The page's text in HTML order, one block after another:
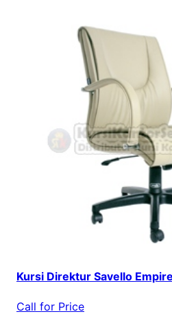
Kursi Direktur Savello
Call for Price